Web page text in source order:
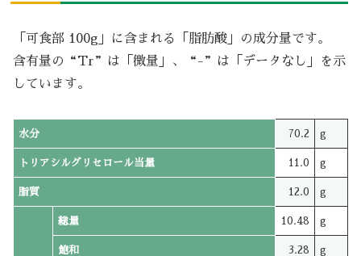
「可食部 100g」に含まれる「脂肪酸」の成分量です。
含有量の“Tr”は「微量」、“-”は「データなし」を示
しています。
水分 70.2 g
トリアシルグリセロール当量 11.0 g
脂質 12.0 g
総量 10.48 g
飽和 3.28 g